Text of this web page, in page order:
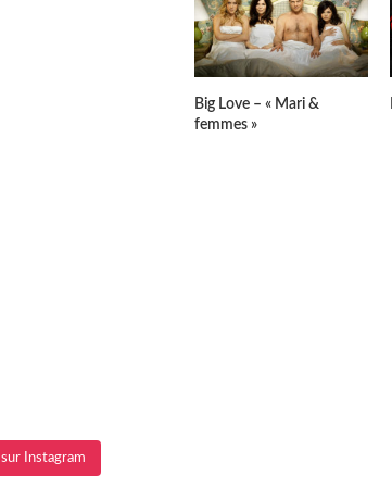
Big Love – « Mari &
femmes »
Instagram